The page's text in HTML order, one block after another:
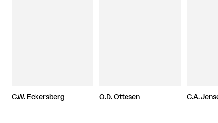
C.W. Eckersberg O.D. Ottesen C.A.